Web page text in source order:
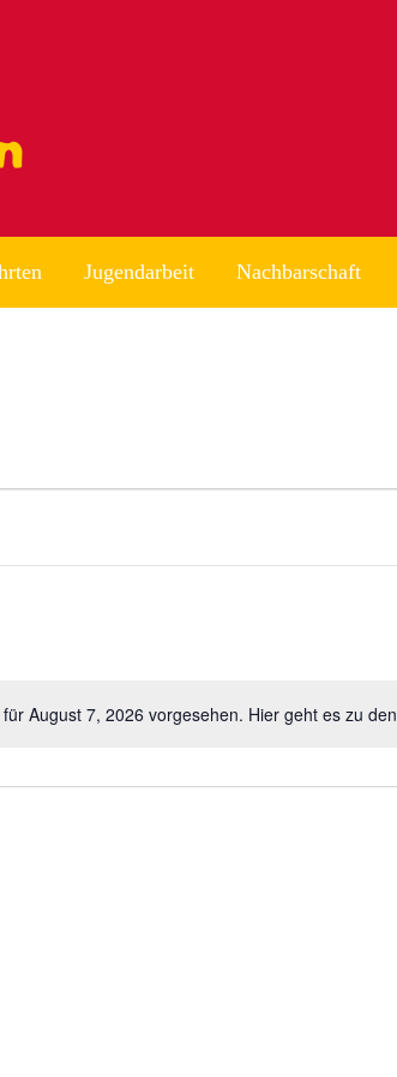
Jugendarbeit Nachbarschaft
Hinweis
August 7, 2026 vorgesehen. Hier geht es zu den